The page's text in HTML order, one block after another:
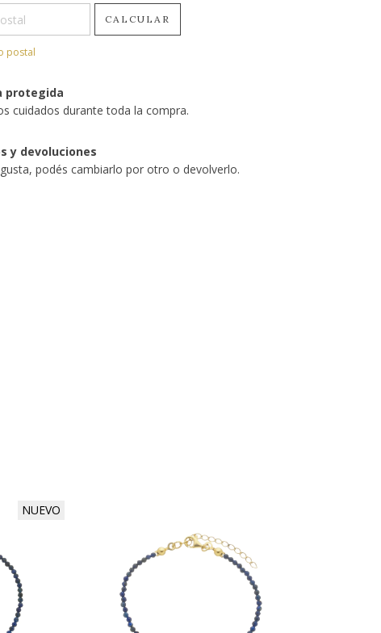
CALCULAR
postal
protegida
cuidados durante toda la compra.
y devoluciones
podés cambiarlo por otro o devolverlo.
NUEVO